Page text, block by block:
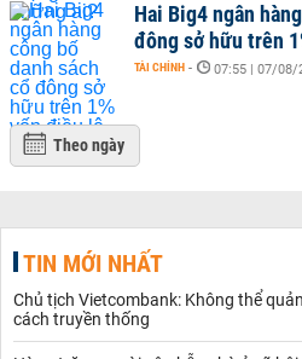
Hai Big4 ngân
đông sở hữu trên
TÀI CHÍNH - 07:55 | 07/08/
Theo ngày
TIN MỚI NHẤT
Chủ tịch Vietcombank: Không thể
cách truyền thống